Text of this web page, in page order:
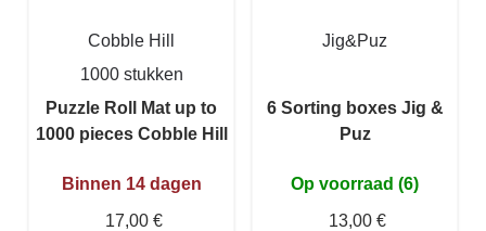
Cobble Hill
1000 stukken
Puzzle Roll Mat up to
1000 pieces Cobble Hill
Binnen 14 dagen
17,00 €
Jig&Puz
6 Sorting boxes Jig &
Puz
Op voorraad (6)
13,00 €